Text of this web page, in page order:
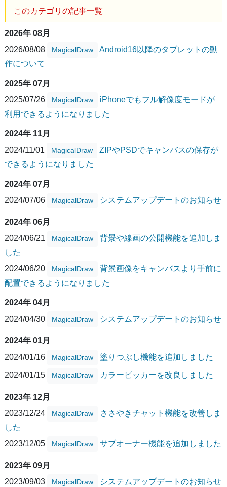
このカテゴリの記事一覧
2026年 08月
2026/08/08
MagicalDraw
Android16以降のタブレットの動
作について
2025年 07月
2025/07/26
MagicalDraw
iPhoneでもフル解像度モードが
利用できるようになりました
2024年 11月
2024/11/01
MagicalDraw
ZIPやPSDでキャンバスの保存が
できるようになりました
2024年 07月
2024/07/06
MagicalDraw システムアップデートのお知らせ
2024年 06月
2024/06/21
MagicalDraw
背景や線画の公開機能を追加しま
した
2024/06/20
MagicalDraw
背景画像をキャンバスより手前に
配置できるようになりました
2024年 04月
2024/04/30
MagicalDraw システムアップデートのお知らせ
2024年 01月
2024/01/16
MagicalDraw 塗りつぶし機能を追加しました
2024/01/15 MagicalDraw カラーピッカーを改良しました
2023年 12月
2023/12/24
MagicalDraw
ささやきチャット機能を改善しま
した
2023/12/05
MagicalDraw サブオーナー機能を追加しました
2023年 09月
2023/09/03
MagicalDraw システムアップデートのお知らせ